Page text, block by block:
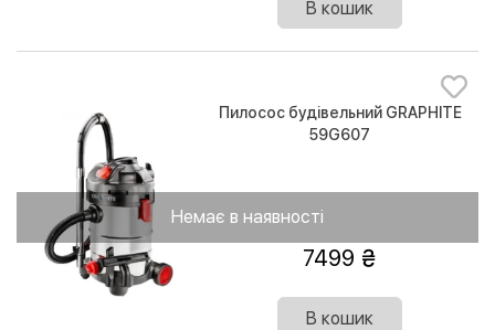
В кошик
Немає в наявності
Пилосос будівельний GRAPHITE
59G607
7499
В кошик